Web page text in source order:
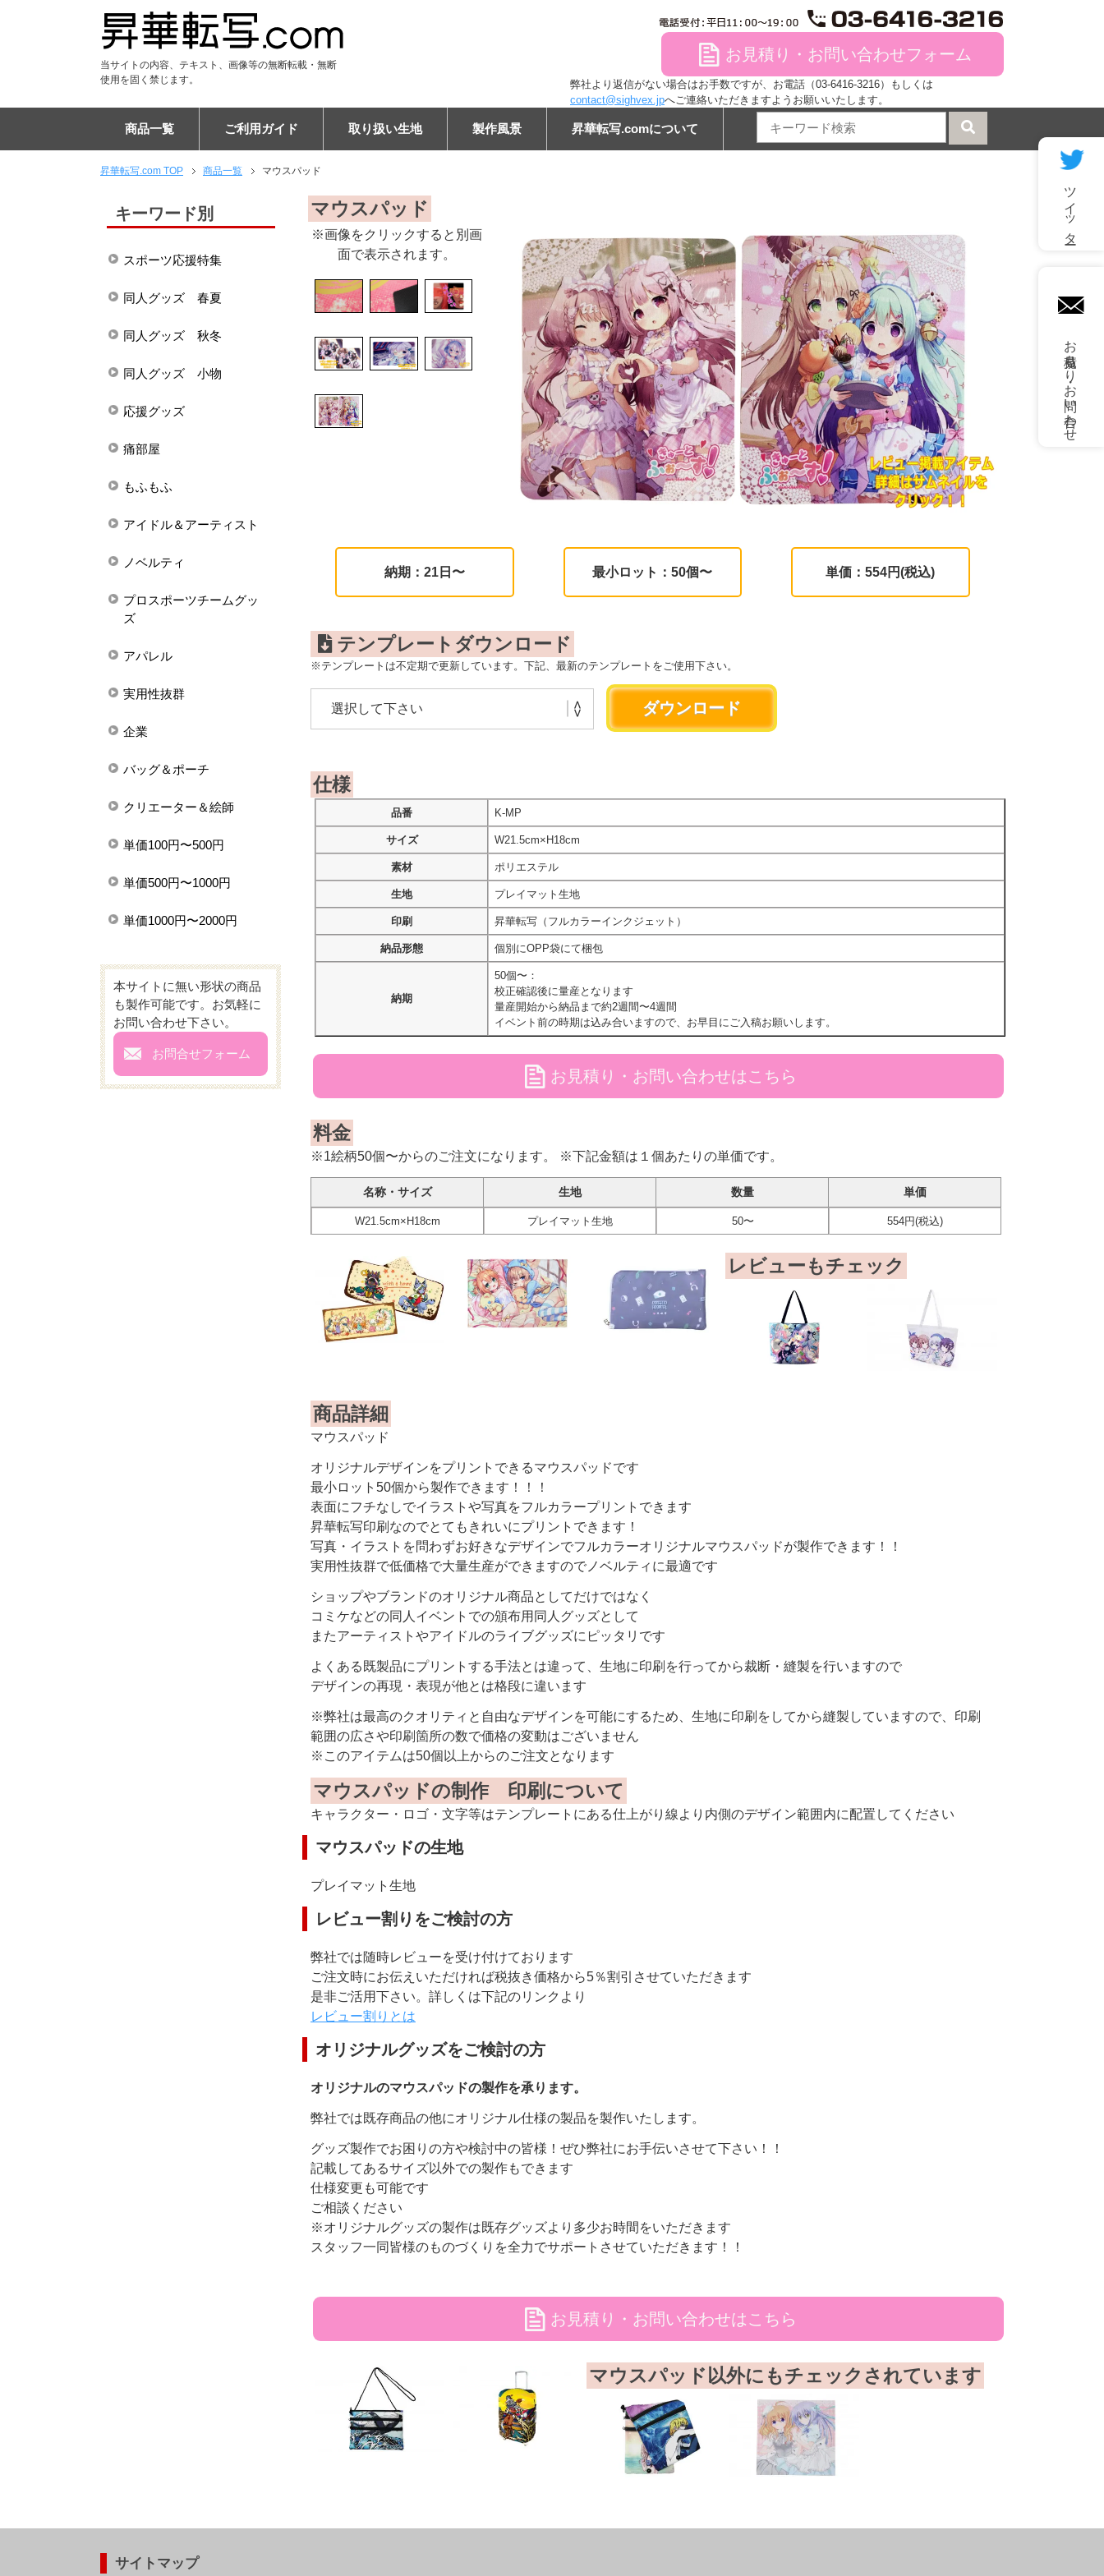
当サイトの内容、テキスト、画像等の無断転載・無断
使用を固く禁じます。
file お見積り・お問い合わせフォーム
弊社より返信がない場合はお手数ですが、お電話（03-6416-3216）もしくは
contact@sighvex.jpへご連絡いただきますようお願いいたします。
商品一覧
Tシャツ
DTF Tシャツ
シャツ
DTF ポロシャツ
パーカー
DTF パーカー
ジャンパー
ユニフォーム
パンツ
DTF スウェット
アパレル雑貨
キャップ
マスク
マフラー
ブランケット
フードブランケット
タオル
フードタオル
トートバッグ
エコバッグ
リュックサック
バッグ
ケース
PC・タブレットケース
ショルダーバッグ
スマホポシェット
チケットホルダー
サコッシュ
ポーチ
巾着
マウスパッド
タペストリー
布ポスター
傘
布カバー
生活雑貨・インテリア
ステーショナリー
フラッグ
ご利用ガイド
ご注文の流れ
納期について
割引キャンペーン
EC販売向けサポートプラン
キャンセルについて
専門用語集
昇華転写印刷とは
お客様の声
布プリントの比較
エンドレス柄の作り方
よくある質問
会社概要
取り扱い生地 製作風景 昇華転写.comについて
昇華転写.com TOP 商品一覧 マウスパッド
マウスパッド
※画像をクリックすると別画
面で表示されます。
納期：21日〜 最小ロット：50個〜 単価：554円(税込)
テンプレートダウンロード
※テンプレートは不定期で更新しています。下記、最新のテンプレートをご使用下さい。
仕様
品番 K-MP
サイズ W21.5cm×H18cm
素材 ポリエステル
生地 プレイマット生地
印刷 昇華転写（フルカラーインクジェット）
納品形態 個別にOPP袋にて梱包
納期
50個〜：
校正確認後に量産となります
量産開始から納品まで約2週間〜4週間
イベント前の時期は込み合いますので、お早目にご入稿お願いします。
file お見積り・お問い合わせはこちら
料金
※1絵柄50個〜からのご注文になります。 ※下記金額は１個あたりの単価です。
名称・サイズ 生地 数量 単価
W21.5cm×H18cm プレイマット生地 50〜 554円(税込)
レビューもチェック
商品詳細
マウスパッド
オリジナルデザインをプリントできるマウスパッドです
最小ロット50個から製作できます！！！
表面にフチなしでイラストや写真をフルカラープリントできます
昇華転写印刷なのでとてもきれいにプリントできます！
写真・イラストを問わずお好きなデザインでフルカラーオリジナルマウスパッドが製作できます！！
実用性抜群で低価格で大量生産ができますのでノベルティに最適です
ショップやブランドのオリジナル商品としてだけではなく
コミケなどの同人イベントでの頒布用同人グッズとして
またアーティストやアイドルのライブグッズにピッタリです
よくある既製品にプリントする手法とは違って、生地に印刷を行ってから裁断・縫製を行いますので
デザインの再現・表現が他とは格段に違います
※弊社は最高のクオリティと自由なデザインを可能にするため、生地に印刷をしてから縫製していますので、印刷
範囲の広さや印刷箇所の数で価格の変動はございません
※このアイテムは50個以上からのご注文となります
マウスパッドの制作 印刷について
キャラクター・ロゴ・文字等はテンプレートにある仕上がり線より内側のデザイン範囲内に配置してください
マウスパッドの生地
プレイマット生地
レビュー割りをご検討の方
弊社では随時レビューを受け付けております
ご注文時にお伝えいただければ税抜き価格から5％割引させていただきます
是非ご活用下さい。詳しくは下記のリンクより
レビュー割りとは
オリジナルグッズをご検討の方
オリジナルのマウスパッドの製作を承ります。
弊社では既存商品の他にオリジナル仕様の製品を製作いたします。
グッズ製作でお困りの方や検討中の皆様！ぜひ弊社にお手伝いさせて下さい！！
記載してあるサイズ以外での製作もできます
仕様変更も可能です
ご相談ください
※オリジナルグッズの製作は既存グッズより多少お時間をいただきます
スタッフ一同皆様のものづくりを全力でサポートさせていただきます！！
file お見積り・お問い合わせはこちら
マウスパッド以外にもチェックされています
キーワード別
スポーツ応援特集
同人グッズ 春夏
同人グッズ 秋冬
同人グッズ 小物
応援グッズ
痛部屋
もふもふ
アイドル＆アーティスト
ノベルティ
プロスポーツチームグッ
ズ
アパレル
実用性抜群
企業
バッグ＆ポーチ
クリエーター＆絵師
単価100円〜500円
単価500円〜1000円
単価1000円〜2000円
本サイトに無い形状の商品
も製作可能です。お気軽に
お問い合わせ下さい。
mail お問合せフォーム
サイトマップ
ツイッター
mail
お見積もり・お問い合わせ